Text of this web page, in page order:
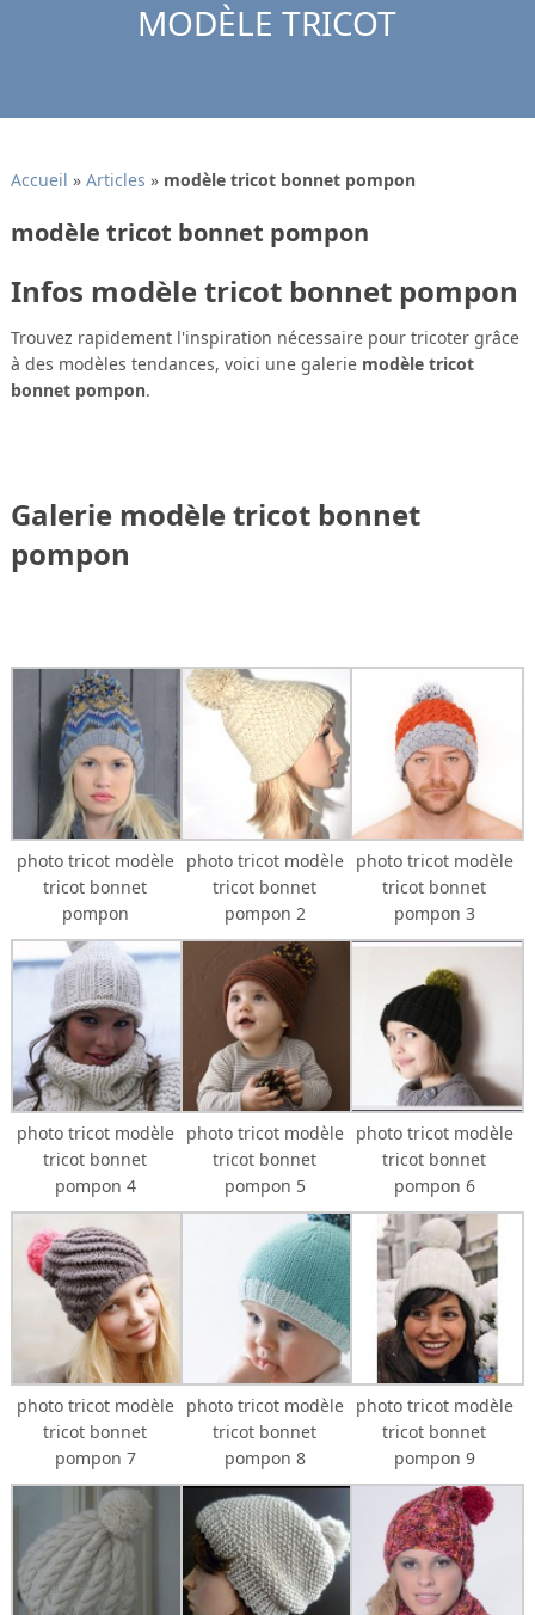
MODÈLE TRICOT
Accueil » Articles » modèle tricot bonnet pompon
modèle tricot bonnet pompon
Infos modèle tricot bonnet pompon
Trouvez rapidement l'inspiration nécessaire pour tricoter grâce
à des modèles tendances, voici une galerie modèle tricot
bonnet pompon.
Galerie modèle tricot bonnet
pompon
photo tricot modèle
tricot bonnet
pompon
photo tricot modèle
tricot bonnet
pompon 2
photo tricot modèle
tricot bonnet
pompon 3
photo tricot modèle
tricot bonnet
pompon 4
photo tricot modèle
tricot bonnet
pompon 5
photo tricot modèle
tricot bonnet
pompon 6
photo tricot modèle
tricot bonnet
pompon 7
photo tricot modèle
tricot bonnet
pompon 8
photo tricot modèle
tricot bonnet
pompon 9